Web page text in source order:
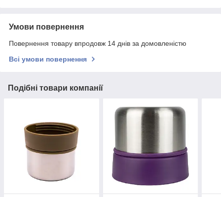
Умови повернення
Повернення товару впродовж 14 днів за домовленістю
Всі умови повернення
Подібні товари компанії